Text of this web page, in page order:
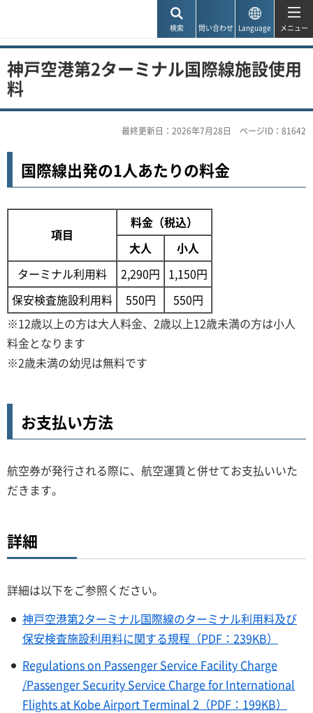
検索 問い合わせ Language メニュー
神戸空港第2ターミナル国際線施設使用
料
最終更新日：2026年7月28日 ページID：81642
国際線出発の1人あたりの料金
項目
料金（税込）
大人
小人
ターミナル利用料
2,290円 1,150円
保安検査施設利用料
550円
550円
※12歳以上の方は大人料金、2歳以上12歳未満の方は小人
料金となります
※2歳未満の幼児は無料です
お支払い方法
航空券が発行される際に、航空運賃と併せてお支払いいた
だきます。
詳細
詳細は以下をご参照ください。
神戸空港第2ターミナル国際線のターミナル利用料及び
保安検査施設利用料に関する規程（PDF：239KB）
Regulations on Passenger Service Facility Charge
/Passenger Security Service Charge for International
Flights at Kobe Airport Terminal 2（PDF：199KB）